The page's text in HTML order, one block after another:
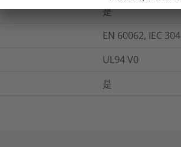
是
EN 60062, IEC 304
UL94 V0
是